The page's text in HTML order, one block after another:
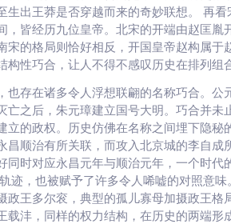
生出王莽是否穿越而来的奇妙联想。 再
，皆经历九位皇帝。北宋的开端由赵匡
宋的格局则恰好相反，开国皇帝赵构属
构性巧合，让人不得不感叹历史在排列组
也存在诸多令人浮想联翩的名称巧合。
亡之后，朱元璋建立国号大明。巧合并
立的政权。历史仿佛在名称之间埋下隐
昌顺治有所关联，而攻入北京城的李自
同时对应永昌元年与顺治元年，一个时
迹，也被赋予了许多令人唏嘘的对照意
政王多尔衮，典型的孤儿寡母加摄政王
载沣，同样的权力结构，在历史的两端